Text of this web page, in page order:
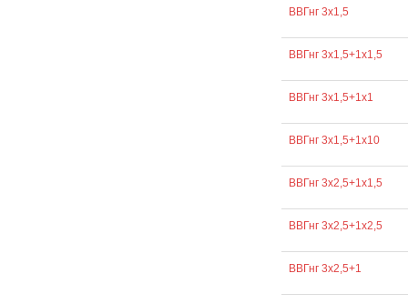
ВВГнг 3х1,5
ВВГнг 3х1,5+1х1,5
ВВГнг 3х1,5+1х1
ВВГнг 3х1,5+1х10
ВВГнг 3х2,5+1х1,5
ВВГнг 3х2,5+1х2,5
ВВГнг 3х2,5+1